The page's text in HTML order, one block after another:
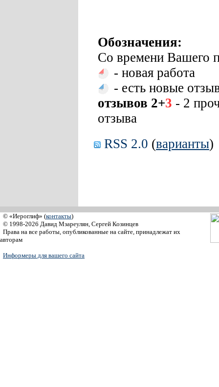
Обозначения:
Со времени Вашего
- новая работа
- есть новые
отзывов 2+3 - 2
отзыва
RSS 2.0 (варианты)
© «Иероглиф» (контакты)
© 1998-2026 Давид Мзареулян, Сергей Козинцев
Права на все работы, опубликованные на сайте, принадлежат их
авторам
Информеры для вашего сайта